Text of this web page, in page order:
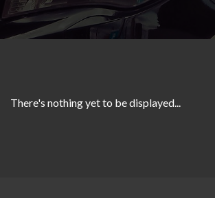
There's nothing yet to be displayed...